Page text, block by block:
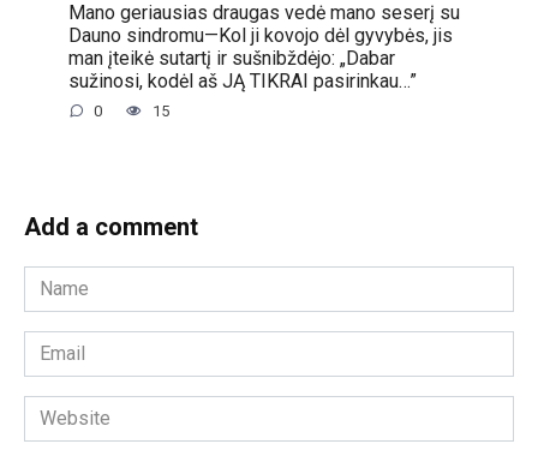
Mano geriausias draugas vedė mano seserį su
Dauno sindromu—Kol ji kovojo dėl gyvybės, jis
man įteikė sutartį ir sušnibždėjo: „Dabar
sužinosi, kodėl aš JĄ TIKRAI pasirinkau…”
0 15
Add a comment
Name
*
Email
*
Website